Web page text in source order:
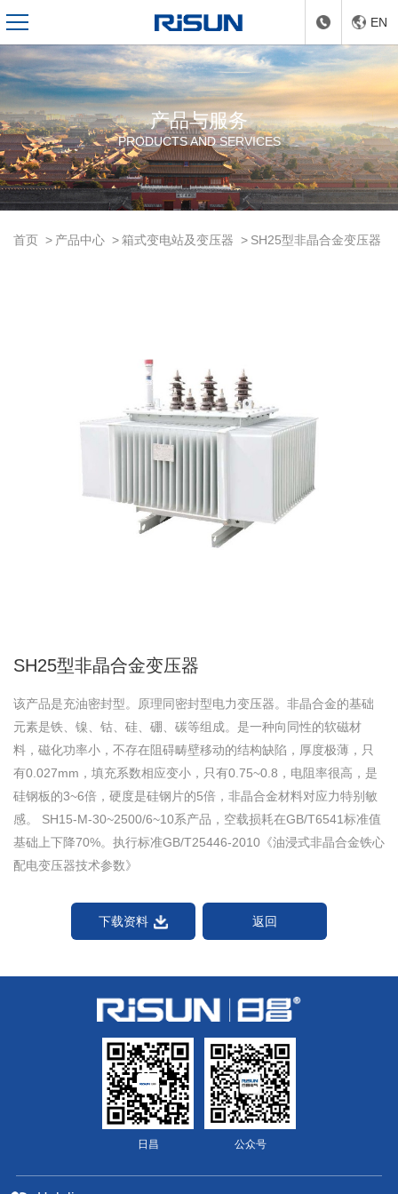
EN
产品与服务
PRODUCTS AND SERVICES
首页 产品中心 箱式变电站及变压器 SH25型⾮晶合⾦变压器
SH25型⾮晶合⾦变压器
该产品是充油密封型。原理同密封型电⼒变压器。⾮晶合⾦的基础
元素是铁、镍、钴、硅、硼、碳等组成。是⼀种向同性的软磁材
料，磁化功率⼩，不存在阻碍畴壁移动的结构缺陷，厚度极薄，只
有0.027mm，填充系数相应变⼩，只有0.75~0.8，电阻率很⾼，是
硅钢板的3~6倍，硬度是硅钢⽚的5倍，⾮晶合⾦材料对应⼒特别敏
感。 SH15-M-30~2500/6~10系产品，空载损耗在GB/T6541标准值
基础上下降70%。执⾏标准GB/T25446-2010《油浸式⾮晶合⾦铁⼼
配电变压器技术参数》
下载资料 返回
日昌 公众号